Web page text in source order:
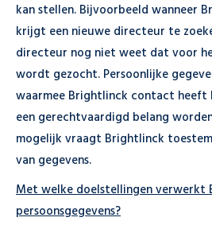
kan stellen. Bijvoorbeeld wanneer
krijgt een nieuwe directeur te
directeur nog niet weet dat voor
wordt gezocht. Persoonlijke
waarmee Brightlinck contact heeft
een gerechtvaardigd belang
mogelijk vraagt Brightlinck
van gegevens.
Met welke doelstellingen verwerkt
persoonsgegevens?